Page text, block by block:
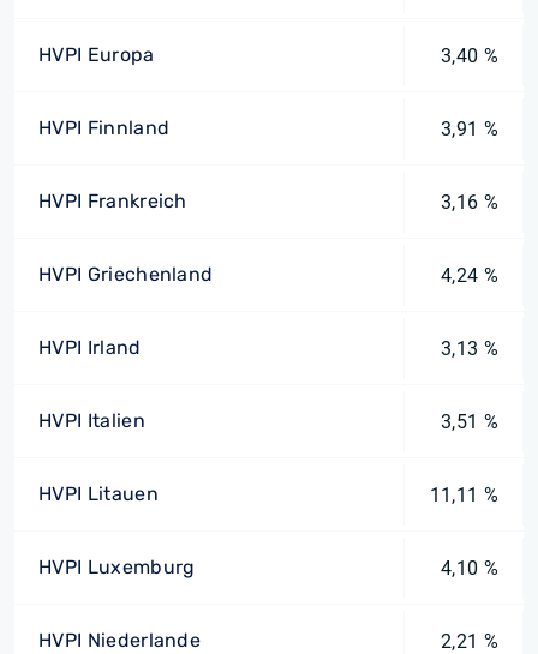
HVPI Europa 3,40 %
HVPI Finnland 3,91 %
HVPI Frankreich 3,16 %
HVPI Griechenland 4,24 %
HVPI Irland 3,13 %
HVPI Italien 3,51 %
HVPI Litauen 11,11 %
HVPI Luxemburg 4,10 %
HVPI Niederlande 2,21 %